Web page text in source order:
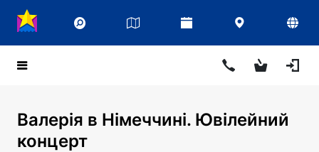
Валерія в Німеччині. Ювілейний
концерт